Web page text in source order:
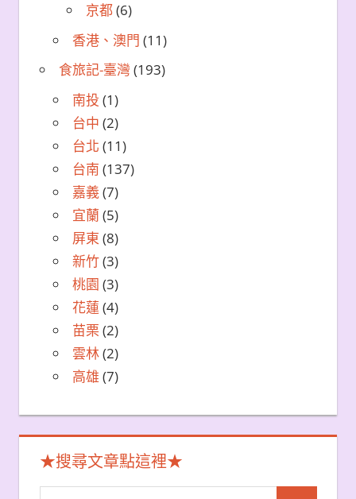
京都(6)
香港、澳門 (11)
食旅記-臺灣 (193)
南投 (1)
台中 (2)
台北 (11)
台南 (137)
嘉義 (7)
宜蘭 (5)
屏東 (8)
新竹(3)
桃園 (3)
花蓮 (4)
苗栗 (2)
雲林(2)
高雄 (7)
★搜尋文章點這裡★